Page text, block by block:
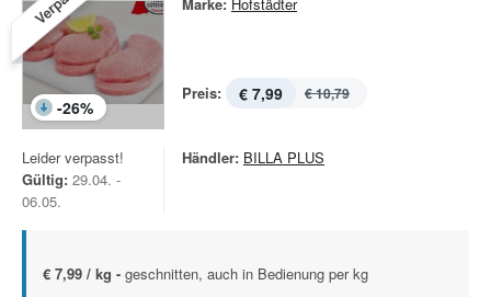
-26%
Preis: € 7,99 € 10,79
Leider verpasst!
Gültig: 29.04. -
06.05.
Händler: BILLA PLUS
€ 7,99 / kg - geschnitten, auch in Bedienung per kg